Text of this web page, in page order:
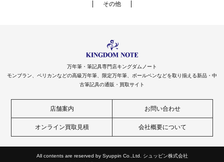
その他
万年筆・筆記具専門店キングダムノート
モンブラン、ペリカンなどの高級万年筆、限定万年筆、ボールペンなどを取り揃える新品・中
古筆記具の通販・買取サイト
店舗案内 お問い合わせ
オンライン買取見積 会社概要について
All contents are reserved by Syuppin Co.,Ltd. シュッピン株式会社